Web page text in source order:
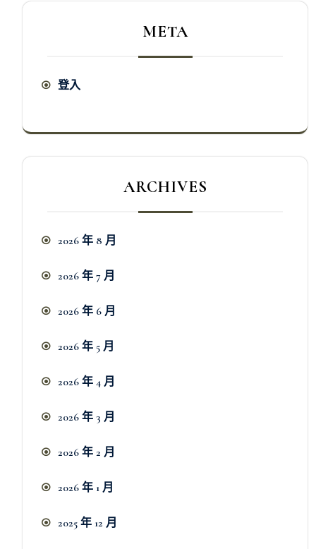
META
登入
ARCHIVES
2026 年 8 月
2026 年 7 月
2026 年 6 月
2026 年 5 月
2026 年 4 月
2026 年 3 月
2026 年 2 月
2026 年 1 月
2025 年 12 月